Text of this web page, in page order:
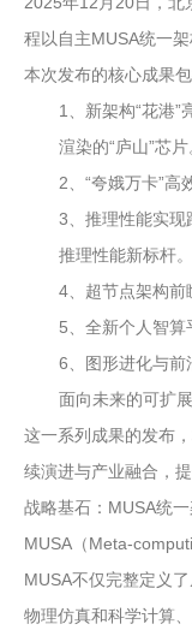
程以自主MUSA统一
本次发布的核心成果包
1、新架构“花港
渲染的“庐山”芯片
2、“夸娥万卡”
3、推理性能实
推理性能新标杆。
4、超节点架构
5、全新个人智算
6、图形进化与
面向未来的可扩展
这一系列成果的发布
续演进与产业融合，
战略基石：MUSA统
MUSA（Meta-
MUSA不仅完整定义
物理仿真和科学计算